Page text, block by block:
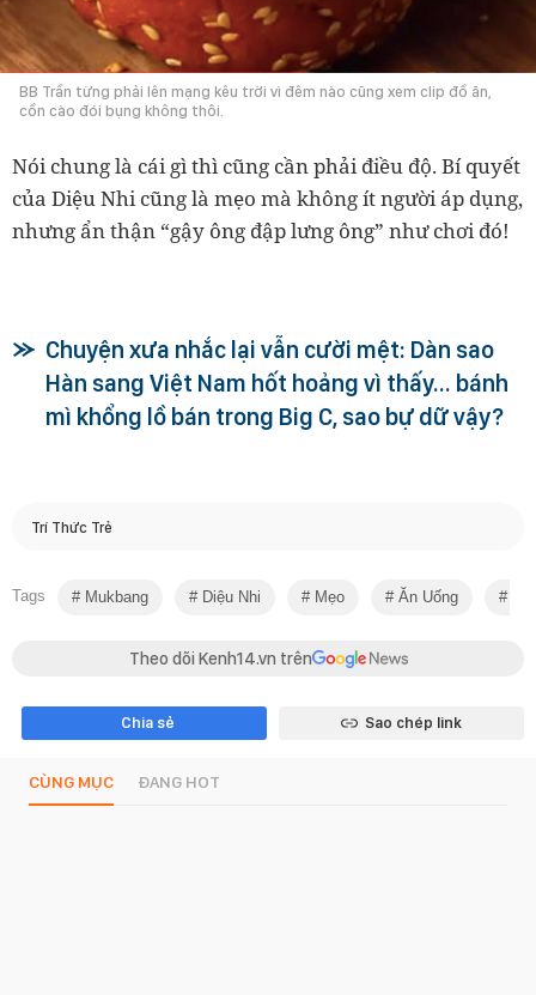
BB Trần từng phải lên mạng kêu trời vì đêm nào cũng xem clip đồ ăn,
cồn cào đói bụng không thôi.
Nói chung là cái gì thì cũng cần phải điều độ. Bí quyết
của Diệu Nhi cũng là mẹo mà không ít người áp dụng,
nhưng ẩn thận “gậy ông đập lưng ông” như chơi đó!
Chuyện xưa nhắc lại vẫn cười mệt: Dàn sao
Hàn sang Việt Nam hốt hoảng vì thấy… bánh
mì khổng lồ bán trong Big C, sao bự dữ vậy?
Trí Thức Trẻ
Tags Mukbang Diệu Nhi Mẹo Ăn Uống
Theo dõi Kenh14.vn trên
Chia sẻ Sao chép link
CÙNG MỤC ĐANG HOT